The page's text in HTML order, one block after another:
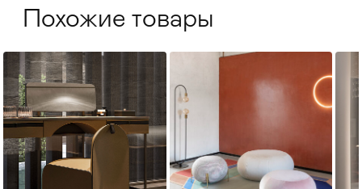
Похожие товары